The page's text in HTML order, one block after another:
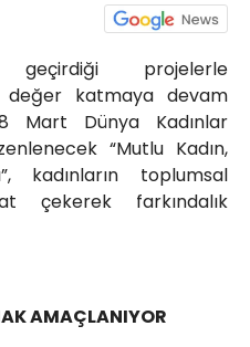
geçirdiği projelerle
değer katmaya devam
Mart Dünya Kadınlar
“Mutlu Kadın,
kadınların toplumsal
çekerek farkındalık
AMAÇLANIYOR
Caddesi No:17/4 İzmit-